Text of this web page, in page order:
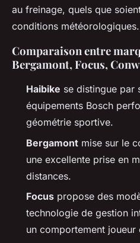
au freinage, quels que
conditions météorologiques.
Comparaison entre
Bergamont, Focus,
Haibike se distingue par
équipements Bosch
géométrie sportive.
Bergamont mise sur le
une excellente prise en
distances.
Focus propose des
technologie de gestion
un comportement joueur